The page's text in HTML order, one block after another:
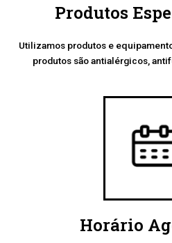
Produtos
Utilizamos produtos e
produtos são antialérgicos,
Horário